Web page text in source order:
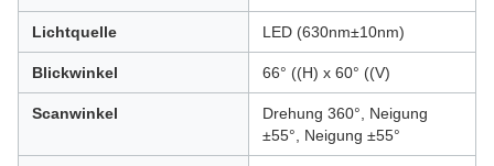
Lichtquelle LED (630nm±10nm)
Blickwinkel 66° ((H) x 60° ((V)
Scanwinkel
Drehung 360°, Neigung
±55°, Neigung ±55°